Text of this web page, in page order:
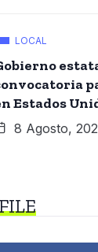
LOCAL
Estados
8 Agosto,